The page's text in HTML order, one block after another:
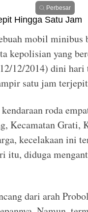
Perbesar
mobil minibus
kepolisian yang
12/2014) dini
satu jam
roda
Kecamatan Grati,
kecelakaan ini
itu, diduga
dari arah